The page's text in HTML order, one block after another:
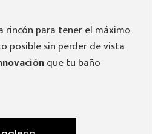
rincón para tener el máximo
posible sin perder de vista
que tu baño